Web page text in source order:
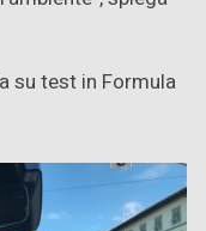
su test in Formula